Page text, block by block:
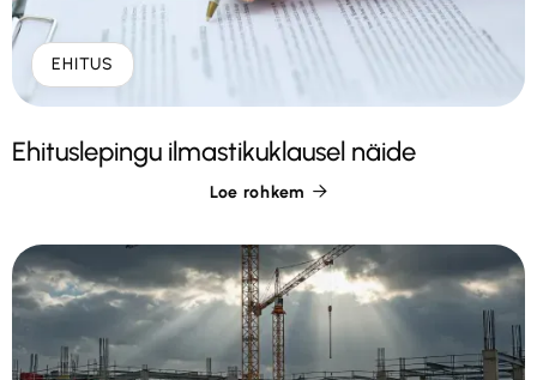
EHITUS
Ehituslepingu ilmastikuklausel näide
Loe rohkem 